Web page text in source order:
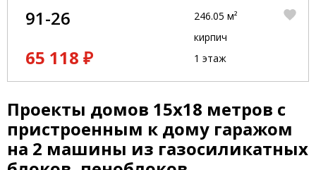
91-26
65 118 ₽
246.05 м²
кирпич
1 этаж
Проекты домов 15x18 метров с
пристроенным к дому гаражом
на 2 машины из газосиликатных